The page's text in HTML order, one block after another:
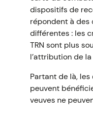
dispositifs de
répondent à des
différentes : les
TRN sont plus
l’attribution de
Partant de là,
peuvent
veuves ne